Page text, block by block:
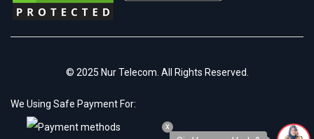
© 2025 Nur Telecom. All Rights Reserved.
We Using Safe Payment For:
x